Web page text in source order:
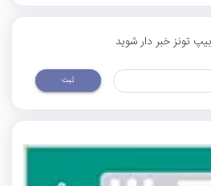
تونز خبر دار شوید
ثبت